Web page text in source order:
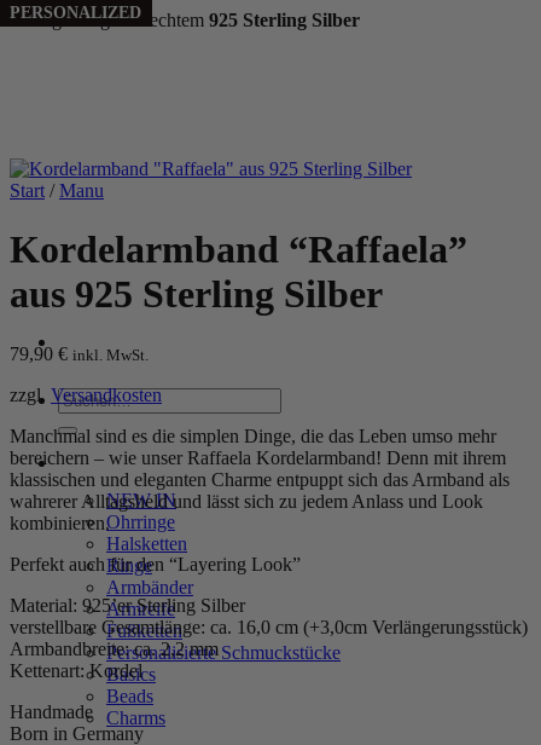
Handgefertigt aus echtem 925 Sterling Silber
Suchen
nach:
WOMEN
NEW IN
Ohrringe
Halsketten
Ringe
Armbänder
Armreife
Fußketten
Personalisierte Schmuckstücke
Basics
Beads
Charms
Start / Manu
Kordelarmband “Raffaela”
aus 925 Sterling Silber
79,90 € inkl. MwSt.
zzgl. Versandkosten
Manchmal sind es die simplen Dinge, die das Leben umso mehr
bereichern – wie unser Raffaela Kordelarmband! Denn mit ihrem
klassischen und eleganten Charme entpuppt sich das Armband als
wahrerer Alltagsheld und lässt sich zu jedem Anlass und Look
kombinieren.
Perfekt auch für den “Layering Look”
Material: 925’er Sterling Silber
verstellbare Gesamtlänge: ca. 16,0 cm (+3,0cm Verlängerungsstück)
Armbandbreite: ca. 2,2 mm
Kettenart: Kordel
Handmade
Born in Germany
PERSONALIZED
PERSONALIZED